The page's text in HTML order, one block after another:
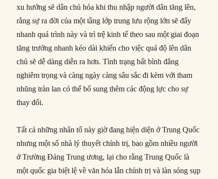
xu hướng sẽ dân chủ hóa khi thu nhập người dân tăng lên,
rằng sự ra đời của một tầng lớp trung lưu rộng lớn sẽ đẩy
nhanh quá trình này và trì trệ kinh tế theo sau một giai đoạn
tăng trưởng nhanh kéo dài khiến cho việc quá độ lên dân
chủ sẽ dễ dàng diễn ra hơn. Tình trạng bất bình đẳng
nghiêm trọng và càng ngày càng sâu sắc đi kèm với tham
nhũng tràn lan có thể bổ sung thêm các động lực cho sự
thay đổi.
Tất cả những nhân tố này giờ đang hiện diện ở Trung Quốc
nhưng một số nhà lý thuyết chính trị, bao gồm nhiều người
ở Trường Đảng Trung ương, lại cho rằng Trung Quốc là
một quốc gia biệt lệ về văn hóa lẫn chính trị và làn sóng sụp